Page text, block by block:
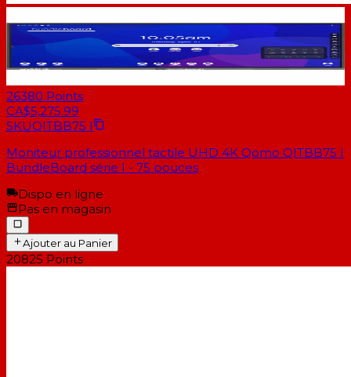
26380 Points
CA$5,275.99
SKUQITBB75 I
Moniteur professionnel tactile UHD 4K Qomo QITBB75 I
BundleBoard série I - 75 pouces
Dispo en ligne
Pas en magasin
Ajouter au Panier
20825 Points